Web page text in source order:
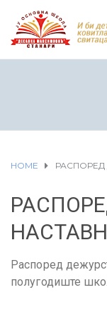
HOME
Распоред
полугодиште